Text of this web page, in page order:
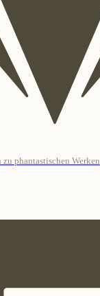
phantastischen Werken